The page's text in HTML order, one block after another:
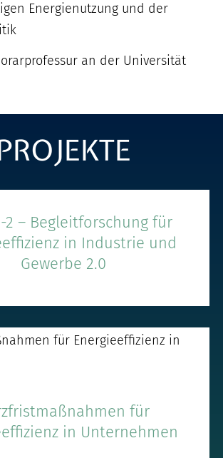
Energienutzung und der
an der Universität
2 – Begleitforschung für
in Industrie und
Gewerbe 2.0
für
in Unternehmen